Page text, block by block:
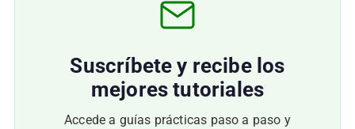
Suscríbete y recibe los
mejores tutoriales
Accede a guías prácticas paso a paso y